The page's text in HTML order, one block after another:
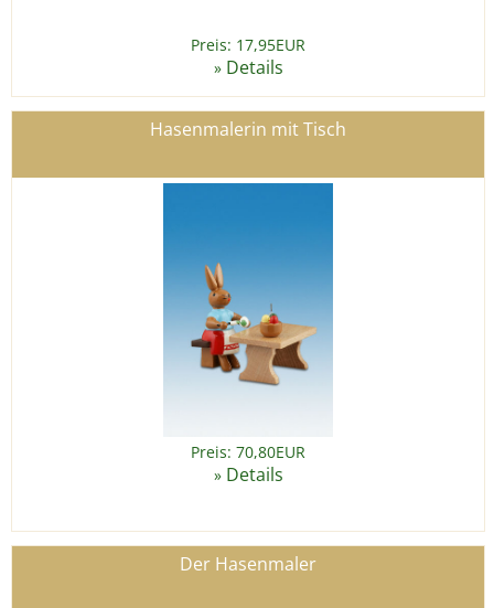
Preis: 17,95EUR
» Details
Hasenmalerin mit Tisch
Preis: 70,80EUR
» Details
Der Hasenmaler